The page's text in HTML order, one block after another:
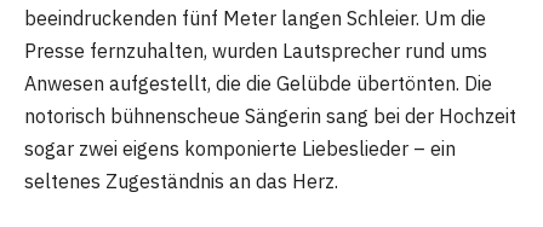
beeindruckenden fünf Meter langen Schleier. Um die
Presse fernzuhalten, wurden Lautsprecher rund ums
Anwesen aufgestellt, die die Gelübde übertönten. Die
notorisch bühnenscheue Sängerin sang bei der Hochzeit
sogar zwei eigens komponierte Liebeslieder – ein
seltenes Zugeständnis an das Herz.